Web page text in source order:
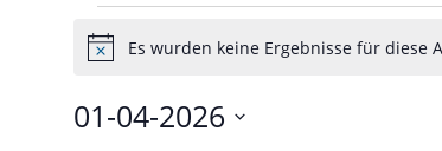
Veranstaltungen
HinweisEs wurden keine Ergebnisse für diese
01-04-2026